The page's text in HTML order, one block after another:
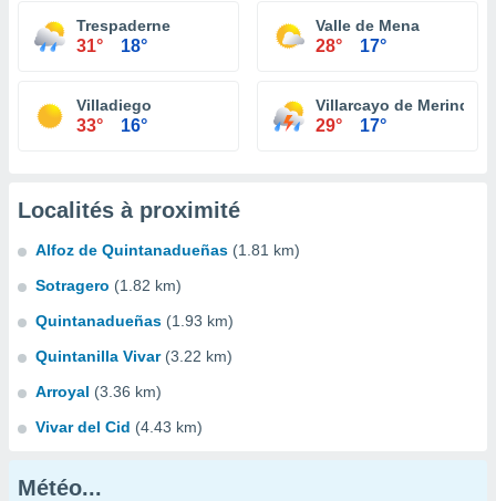
Trespaderne
31° 18°
Valle de Mena
28° 17°
Villadiego
33° 16°
Villarcayo de Merindad
29° 17°
Localités à proximité
Alfoz de Quintanadueñas (1.81 km)
Sotragero (1.82 km)
Quintanadueñas (1.93 km)
Quintanilla Vivar (3.22 km)
Arroyal (3.36 km)
Vivar del Cid (4.43 km)
Météo...